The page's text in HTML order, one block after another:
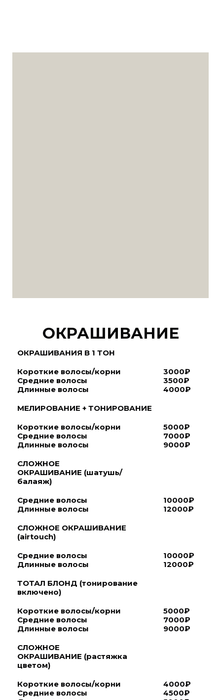
ОКРАШИВАНИЕ
ОКРАШИВАНИЯ В 1 ТОН
Короткие волосы/корни
Средние волосы
Длинные волосы
3000₽
3500₽
4000₽
МЕЛИРОВАНИЕ + ТОНИРОВАНИЕ
Короткие волосы/корни
Средние волосы
Длинные волосы
5000₽
7000₽
9000₽
СЛОЖНОЕ
ОКРАШИВАНИЕ (шатушь/
балаяж)
Средние волосы
Длинные волосы
10000₽
12000₽
СЛОЖНОЕ ОКРАШИВАНИЕ
(airtouch)
Средние волосы
Длинные волосы
10000₽
12000₽
ТОТАЛ БЛОНД (тонирование
включено)
Короткие волосы/корни
Средние волосы
Длинные волосы
5000₽
7000₽
9000₽
СЛОЖНОЕ
ОКРАШИВАНИЕ (растяжка
цветом)
Короткие волосы/корни
Средние волосы
4000₽
4500₽